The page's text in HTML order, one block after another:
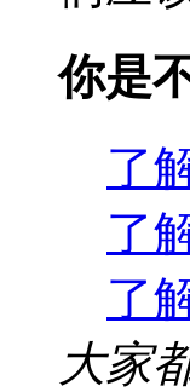
你是
了
了
了
大家